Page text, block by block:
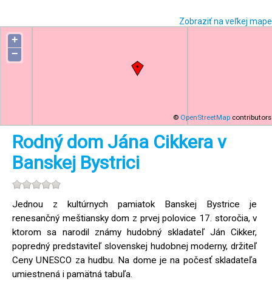
Zobraziť na veľkej mape
+
−
© OpenStreetMap contributors
Rodný dom Jána Cikkera v
Banskej Bystrici
Jednou z kultúrnych pamiatok Banskej Bystrice je
renesančný meštiansky dom z prvej polovice 17. storočia, v
ktorom sa narodil známy hudobný skladateľ Ján Cikker,
popredný predstaviteľ slovenskej hudobnej moderny, držiteľ
Ceny UNESCO za hudbu. Na dome je na počesť skladateľa
umiestnená i pamätná tabuľa.